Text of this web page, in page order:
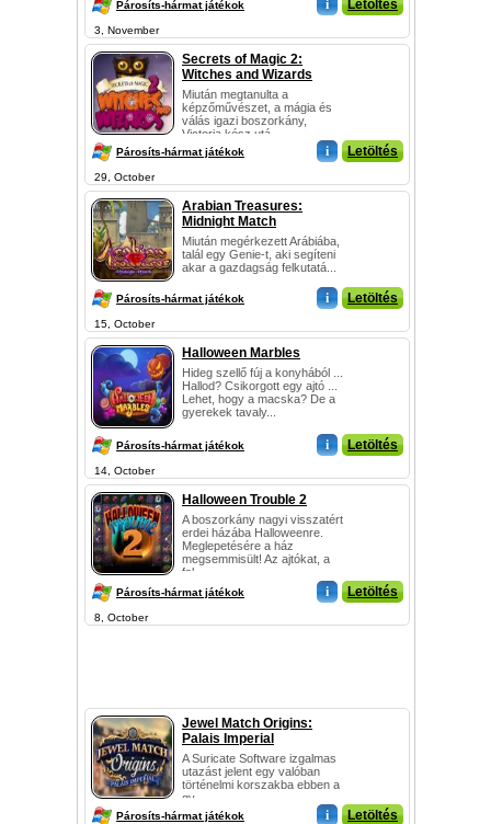
Párosíts-hármat játékok i Letöltés
3, November
Secrets of Magic 2:
Witches and Wizards
Miután megtanulta a
képzőművészet, a mágia és
válás igazi boszorkány,
Victoria kész utá...
Párosíts-hármat játékok i Letöltés
29, October
Arabian Treasures:
Midnight Match
Miután megérkezett Arábiába,
talál egy Genie-t, aki segíteni
akar a gazdagság felkutatá...
Párosíts-hármat játékok i Letöltés
15, October
Halloween Marbles
Hideg szellő fúj a konyhából ...
Hallod? Csikorgott egy ajtó ...
Lehet, hogy a macska? De a
gyerekek tavaly...
Párosíts-hármat játékok i Letöltés
14, October
Halloween Trouble 2
A boszorkány nagyi visszatért
erdei házába Halloweenre.
Meglepetésére a ház
megsemmisült! Az ajtókat, a
fal...
Párosíts-hármat játékok i Letöltés
8, October
Jewel Match Origins:
Palais Imperial
A Suricate Software izgalmas
utazást jelent egy valóban
történelmi korszakba ebben a
gy...
Párosíts-hármat játékok i Letöltés